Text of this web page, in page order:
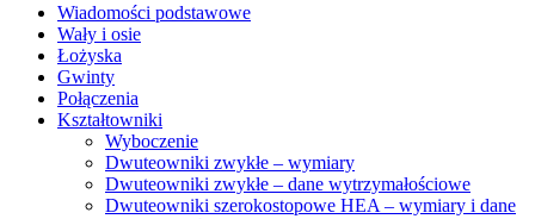
Wiadomości podstawowe
Wały i osie
Łożyska
Gwinty
Połączenia
Kształtowniki
Wyboczenie
Dwuteowniki zwykłe – wymiary
Dwuteowniki zwykłe – dane wytrzymałościowe
Dwuteowniki szerokostopowe HEA – wymiary i dane